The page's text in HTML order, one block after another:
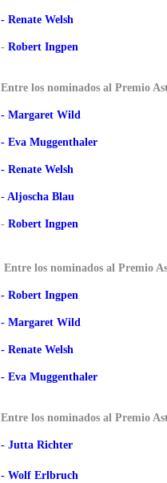
- Renate Welsh
- Robert Ingpen
Entre los nominados al Premio
- Margaret Wild
- Eva Muggenthaler
- Renate Welsh
- Aljoscha Blau
- Robert Ingpen
Entre los nominados al Premio
- Robert Ingpen
- Margaret Wild
- Renate Welsh
- Eva Muggenthaler
Entre los nominados al Premio
- Jutta Richter
- Wolf Erlbruch